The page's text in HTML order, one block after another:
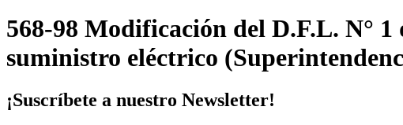
568-98 Modificación del D.F.L. N°
suministro eléctrico
¡Suscríbete a nuestro Newsletter!